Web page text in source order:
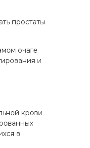
простаты
очаге
и
крови
в